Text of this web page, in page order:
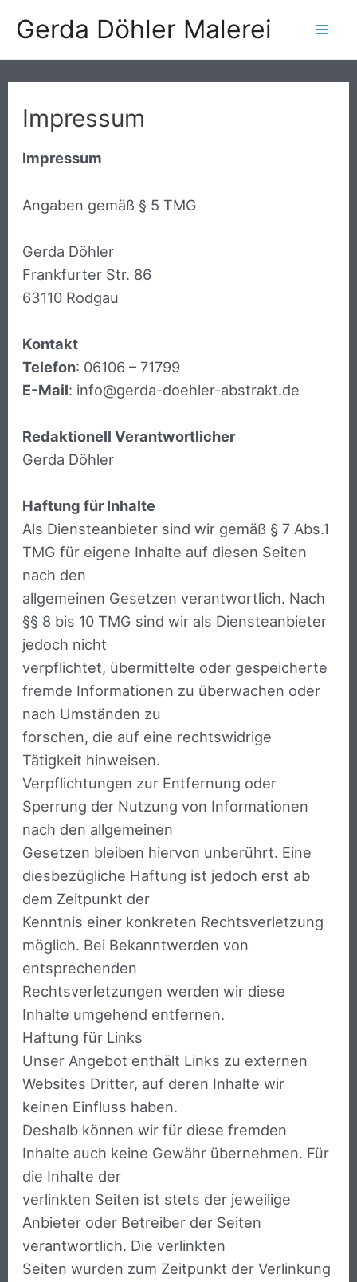
Gerda Döhler Malerei
Impressum
Impressum
Angaben gemäß § 5 TMG
Gerda Döhler
Frankfurter Str. 86
63110 Rodgau
Kontakt
Telefon: 06106 – 71799
E-Mail: info@gerda-doehler-abstrakt.de
Redaktionell Verantwortlicher
Gerda Döhler
Haftung für Inhalte
Als Diensteanbieter sind wir gemäß § 7 Abs.1
TMG für eigene Inhalte auf diesen Seiten
nach den
allgemeinen Gesetzen verantwortlich. Nach
§§ 8 bis 10 TMG sind wir als Diensteanbieter
jedoch nicht
verpflichtet, übermittelte oder gespeicherte
fremde Informationen zu überwachen oder
nach Umständen zu
forschen, die auf eine rechtswidrige
Tätigkeit hinweisen.
Verpflichtungen zur Entfernung oder
Sperrung der Nutzung von Informationen
nach den allgemeinen
Gesetzen bleiben hiervon unberührt. Eine
diesbezügliche Haftung ist jedoch erst ab
dem Zeitpunkt der
Kenntnis einer konkreten Rechtsverletzung
möglich. Bei Bekanntwerden von
entsprechenden
Rechtsverletzungen werden wir diese
Inhalte umgehend entfernen.
Haftung für Links
Unser Angebot enthält Links zu externen
Websites Dritter, auf deren Inhalte wir
keinen Einfluss haben.
Deshalb können wir für diese fremden
Inhalte auch keine Gewähr übernehmen. Für
die Inhalte der
verlinkten Seiten ist stets der jeweilige
Anbieter oder Betreiber der Seiten
verantwortlich. Die verlinkten
Seiten wurden zum Zeitpunkt der Verlinkung